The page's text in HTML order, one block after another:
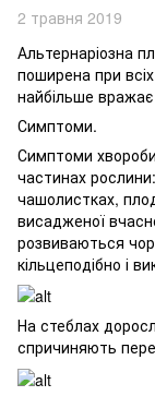
2 травня 2019
Альтернаріозна
поширена при
найбільше вражає
Симптоми.
Симптоми
частинах
чашолистках,
висадженої
розвиваються
кільцеподібно і
На стеблах
спричиняють